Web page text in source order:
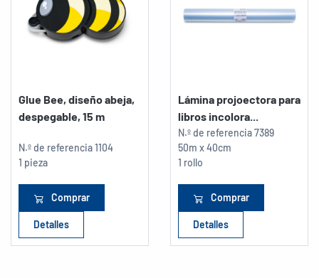
Glue Bee, diseño abeja,
despegable, 15 m
N.º de referencia1104
1 pieza
Comprar
Detalles
Lámina projoectora para
libros incolora...
N.º de referencia7389
50m x 40cm
1 rollo
Comprar
Detalles